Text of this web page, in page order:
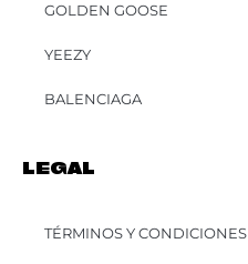
GOLDEN GOOSE
YEEZY
BALENCIAGA
LEGAL
TÉRMINOS Y CONDICIONES